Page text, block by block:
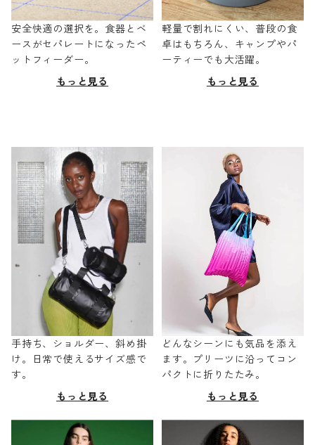
安全快適の選択を。食器とベ
ースがセパレートになったペ
ットフィーダー。
もっと見る
軽量で割れにくい、普段の食
卓はもちろん、キャンプやパ
ーティーでも大活躍。
もっと見る
手持ち、ショルダー、斜め掛
け。日常で使えるサイズ感で
す。
もっと見る
どんなシーンにも気品を添え
ます。プリーツに沿ってコン
パクトに折りたたみ。
もっと見る